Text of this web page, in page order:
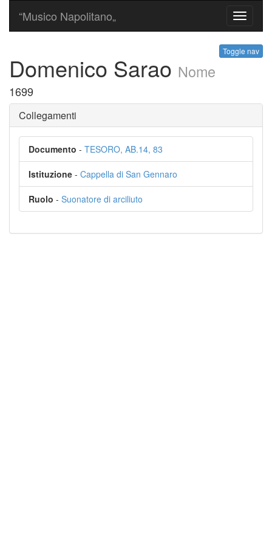
Toggle
“Musico Napolitano„
Toggle nav
Domenico Sarao Nome
1699
Collegamenti
Documento - TESORO, AB.14, 83
Istituzione - Cappella di San Gennaro
Ruolo - Suonatore di arciliuto